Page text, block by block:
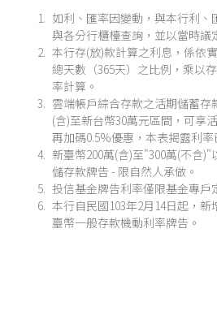
集團成員
聯絡我們
服務據點
如利、匯率因變動，與本行利、
與各分行櫃檯查詢，並以當時議
本行存(放)款計算之利息，係依
總天數（365天）之比例，乘以
率計算。
雲端帳戶綜合存款之活期儲蓄存
(含)至新台幣30萬元區間，可享
再加碼0.5%優惠，本表揭露利率
新臺幣200萬(含)至"300萬(不含
儲存款牌告 - 限自然人承做。
投信基金牌告利率僅限基金專戶
本行自民國103年2月14日起，新
臺幣一般存款機動利率牌告。